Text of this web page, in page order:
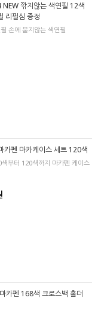
깎지않는 색연필 12색
리필심 증정
손에 묻지않는 색연필
펜 마카케이스 세트 120색
부터 120색까지 마카펜 케이스
카펜 168색 크로스백 홀더